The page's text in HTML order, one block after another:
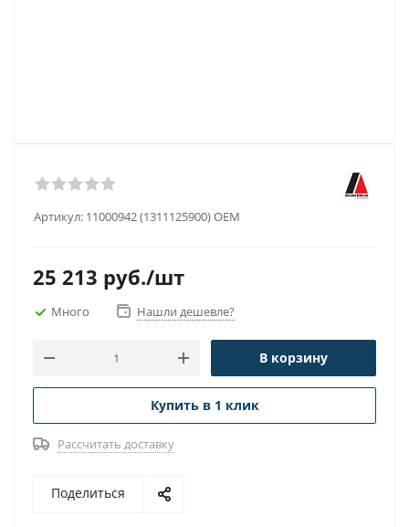
Артикул: 11000942 (1311125900) OEM
25 213 руб./шт
Много Нашли дешевле?
В корзину
Купить в 1 клик
Рассчитать доставку
Поделиться